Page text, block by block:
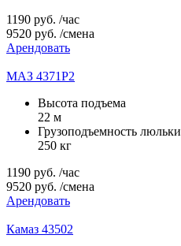
1190 руб. /час
9520 руб. /смена
Арендовать
МАЗ 4371P2
Высота подъема
22 м
Грузоподъемность люльки
250 кг
1190 руб. /час
9520 руб. /смена
Арендовать
Камаз 43502